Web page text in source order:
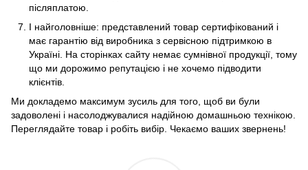
післяплатою.
І найголовніше: представлений товар сертифікований і
має гарантію від виробника з сервісною підтримкою в
Україні. На сторінках сайту немає сумнівної продукції, тому
що ми дорожимо репутацією і не хочемо підводити
клієнтів.
Ми докладемо максимум зусиль для того, щоб ви були
задоволені і насолоджувалися надійною домашньою технікою.
Переглядайте товар і робіть вибір. Чекаємо ваших звернень!